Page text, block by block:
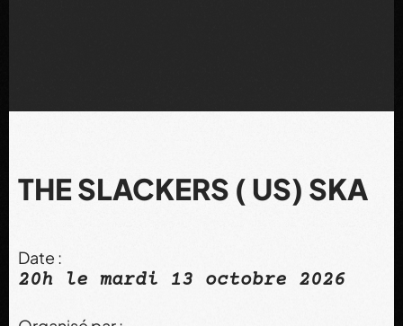
THE SLACKERS ( US) SKA
Date :
20h le mardi 13 octobre 2026